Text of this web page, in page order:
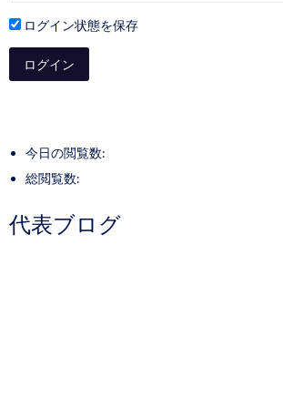
ログイン状態を保存
今日の閲覧数:
総閲覧数:
代表ブログ